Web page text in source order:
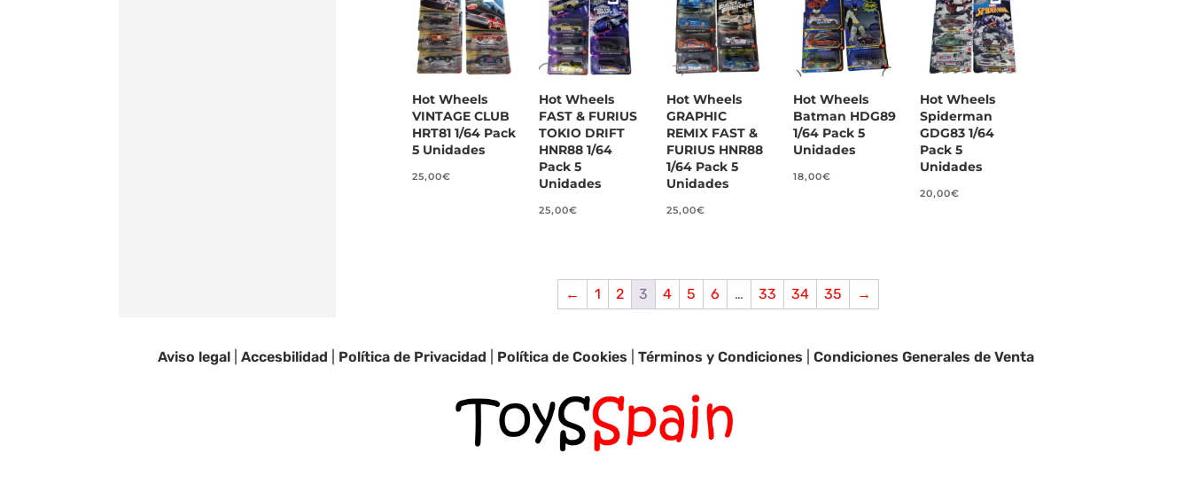
Hot Wheels
VINTAGE CLUB
HRT81 1/64 Pack
5 Unidades
25,00€
Hot Wheels
FAST & FURIUS
TOKIO DRIFT
HNR88 1/64
Pack 5
Unidades
25,00€
Hot Wheels
GRAPHIC
REMIX FAST &
FURIUS HNR88
1/64 Pack 5
Unidades
25,00€
Hot Wheels
Batman HDG89
1/64 Pack 5
Unidades
18,00€
Hot Wheels
Spiderman
GDG83 1/64
Pack 5
Unidades
20,00€
← 1 2 3 4 5 6 … 33 34 35 →
Aviso legal| Accesbilidad Política de Privacidad Política de Cookies Términos y Condiciones Condiciones Generales de Venta